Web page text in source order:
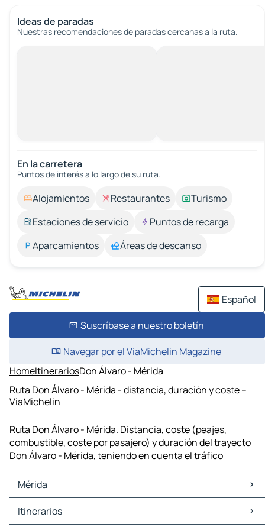
Ideas de paradas
Nuestras recomendaciones de paradas cercanas a la ruta.
En la carretera
Puntos de interés a lo largo de su ruta.
Alojamientos Restaurantes
Turismo
Estaciones de servicio
Puntos de recarga
Aparcamientos
Áreas de descanso
Español
Suscríbase a nuestro boletín
Navegar por el ViaMichelin Magazine
HomeItinerariosDon Álvaro - Mérida
Ruta Don Álvaro - Mérida - distancia, duración y coste –
ViaMichelin
Ruta Don Álvaro - Mérida. Distancia, coste (peajes,
combustible, coste por pasajero) y duración del trayecto
Don Álvaro - Mérida, teniendo en cuenta el tráfico
Mérida
Mérida Mapas Planos
Mérida Trafico
Itinerarios